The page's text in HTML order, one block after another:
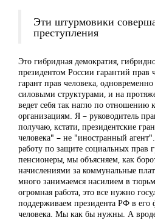
Эти штурмовики
преступления
Это гибридная демократия,
президентом России гарантий прав
гарант прав человека,
силовыми структурами, и на
ведет себя так нагло по
организациям. Я – руководитель
получаю, кстати, президентские
человека" – не "иностранный
работу по защите социальных прав
пенсионеры, мы объясняем, как
начислениями за коммунальные
много занимаемся насилием в
огромная работа, это все нужно
поддерживаем президента РФ в его
человека. Мы как бы нужны. А